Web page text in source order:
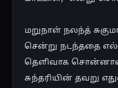
மறுநாள் நலந்த்
சென்று நடந்ததை
தெளிவாக
சுந்தரியின் தவறு